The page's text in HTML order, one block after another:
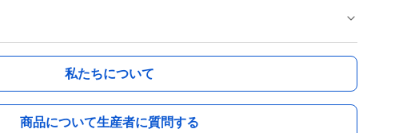
私たちについて
商品について生産者に質問する